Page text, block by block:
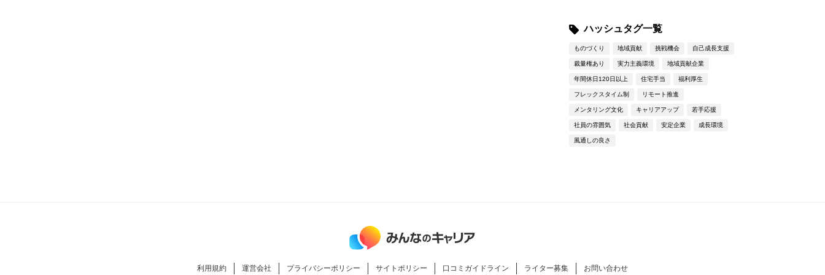
ハッシュタグ一覧
ものづくり 地域貢献 挑戦機会 自己成長支援
裁量権あり 実力主義環境 地域貢献企業
年間休日120日以上 住宅手当 福利厚生
フレックスタイム制 リモート推進
メンタリング文化 キャリアアップ 若手応援
社員の雰囲気 社会貢献 安定企業 成長環境
風通しの良さ
利用規約 運営会社 プライバシーポリシー サイトポリシー 口コミガイドライン ライター募集 お問い合わせ